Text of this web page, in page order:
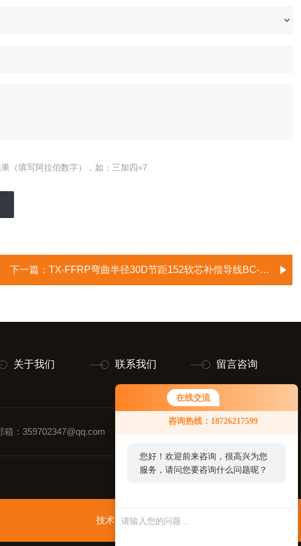
在线交流
咨询热线：18726217599
您好！欢迎前来咨询，很高兴为您
服务，请问您要咨询什么问题呢？
（填写阿拉伯数字），如：三加四=7
下一篇： TX-FFRP弯曲半径30D节距152软芯补偿导线BC-HFFP
关于我们 联系我们 留言咨询
箱：359702347@qq.com
技术支持：智慧城市网